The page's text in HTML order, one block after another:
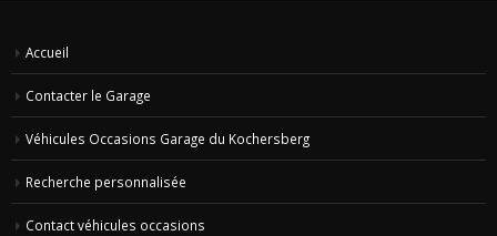
Accueil
Contacter le Garage
Véhicules Occasions Garage du Kochersberg
Recherche personnalisée
Contact véhicules occasions